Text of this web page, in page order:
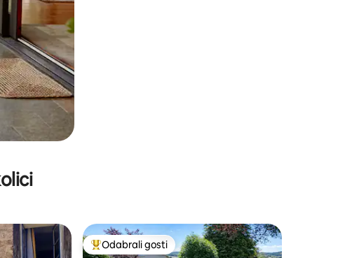
Među najviše rangiranima s oznakom „Odabrali gosti”
Odabrali gosti